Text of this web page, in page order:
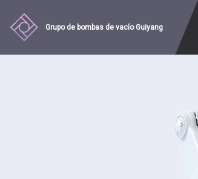
Grupo de bombas de vacío Guiyang